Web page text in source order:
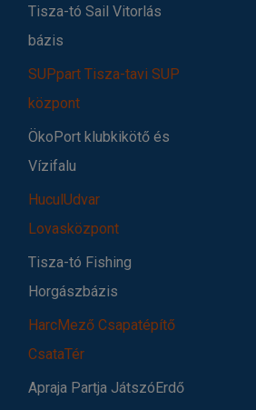
Tisza-tó Sail Vitorlás
bázis
SUPpart Tisza-tavi SUP
központ
ÖkoPort klubkikötő és
Vízifalu
HuculUdvar
Lovasközpont
Tisza-tó Fishing
Horgászbázis
HarcMező Csapatépítő
CsataTér
Apraja Partja JátszóErdő